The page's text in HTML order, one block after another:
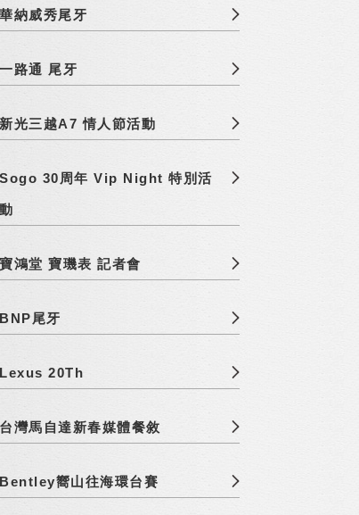
華納威秀尾牙
一路通 尾牙
新光三越A7 情人節活動
Sogo 30周年 Vip Night 特別活
動
寶鴻堂 寶璣表 記者會
BNP尾牙
Lexus 20Th
台灣馬自達新春媒體餐敘
Bentley嚮山往海環台賽